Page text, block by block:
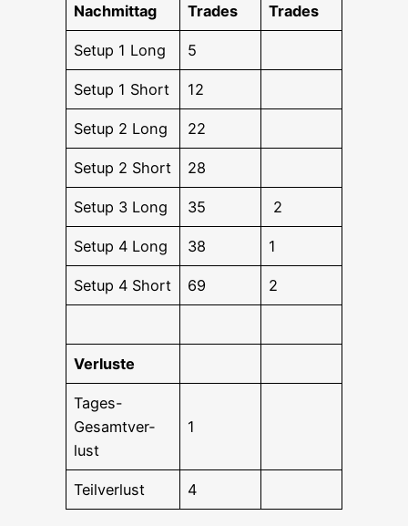
Nachmittag
Trades
Trades
Set­up 1 Long 5
Set­up 1 Short 12
Set­up 2 Long 22
Set­up 2 Short 28
Set­up 3 Long 35 2
Set­up 4 Long 38 1
Set­up 4 Short 69 2
Ver­lus­te
Tages-
Gesamt­ver­
lust
1
Teil­ver­lust 4